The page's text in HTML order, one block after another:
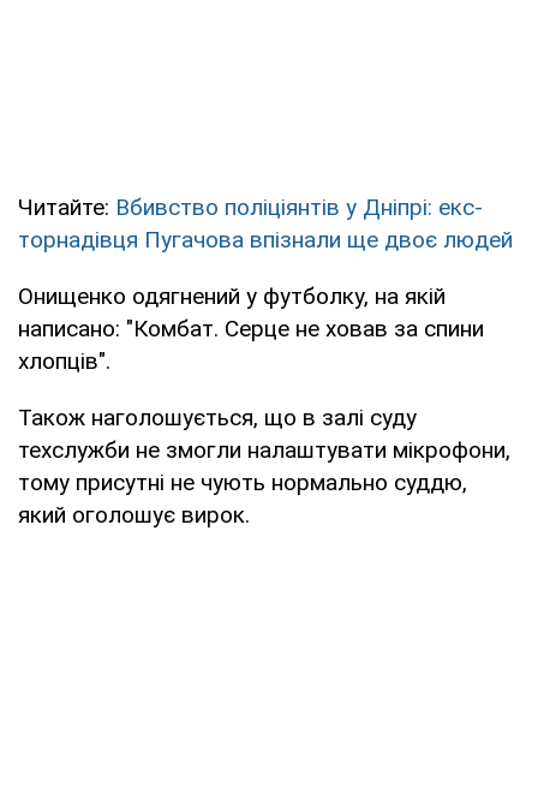
Читайте: Вбивство поліціянтів у Дніпрі: екс-
торнадівця Пугачова впізнали ще двоє людей
Онищенко одягнений у футболку, на якій
написано: "Комбат. Серце не ховав за спини
хлопців".
Також наголошується, що в залі суду
техслужби не змогли налаштувати мікрофони,
тому присутні не чують нормально суддю,
який оголошує вирок.